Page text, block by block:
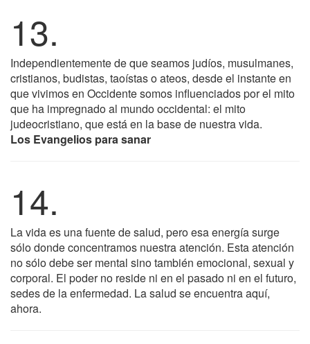
13.
Independientemente de que seamos judíos, musulmanes,
cristianos, budistas, taoístas o ateos, desde el instante en
que vivimos en Occidente somos influenciados por el mito
que ha impregnado al mundo occidental: el mito
judeocristiano, que está en la base de nuestra vida.
Los Evangelios para sanar
14.
La vida es una fuente de salud, pero esa energía surge
sólo donde concentramos nuestra atención. Esta atención
no sólo debe ser mental sino también emocional, sexual y
corporal. El poder no reside ni en el pasado ni en el futuro,
sedes de la enfermedad. La salud se encuentra aquí,
ahora.